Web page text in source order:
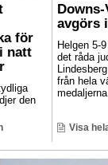
för
natt
den
avgörs
Helgen 5-
det råda
från hela
Visa